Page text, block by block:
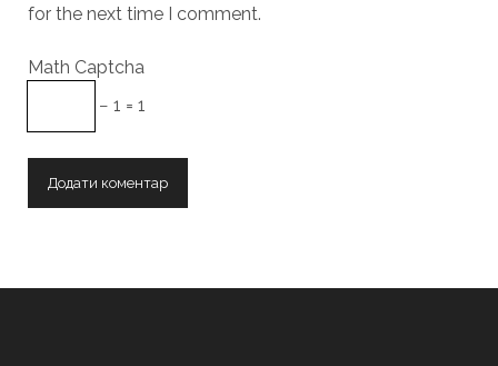
for the next time I comment.
Math Captcha
− 1 = 1